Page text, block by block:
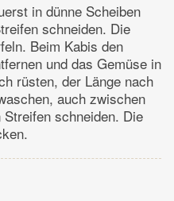
in dünne Scheiben
schneiden. Die
Beim Kabis den
und das Gemüse in
rüsten, der Länge nach
auch zwischen
schneiden. Die